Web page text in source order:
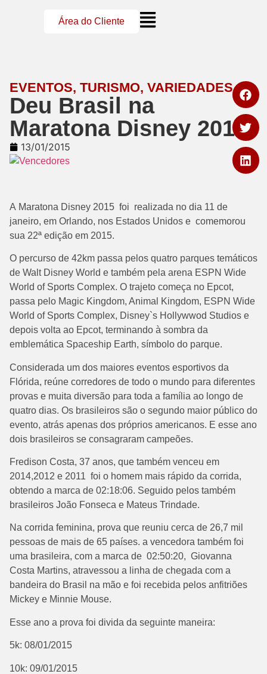
Área do Cliente
EVENTOS, TURISMO, VARIEDADES
Deu Brasil na
Maratona Disney 2015.
13/01/2015
A Maratona Disney 2015 foi realizada no dia 11 de
janeiro, em Orlando, nos Estados Unidos e comemorou
sua 22ª edição em 2015.
O percurso de 42km passa pelos quatro parques temáticos
de Walt Disney World e também pela arena ESPN Wide
World of Sports Complex. O trajeto começa no Epcot,
passa pelo Magic Kingdom, Animal Kingdom, ESPN Wide
World of Sports Complex, Disney`s Hollywwod Studios e
depois volta ao Epcot, terminando à sombra da
emblemática Spaceship Earth, símbolo do parque.
Considerada um dos maiores eventos esportivos da
Flórida, reúne corredores de todo o mundo para diferentes
provas e muita diversão para toda a família ao longo de
quatro dias. Os brasileiros são o segundo maior público do
evento, atrás apenas dos próprios americanos. E esse ano
dois brasileiros se consagraram campeões.
Fredison Costa, 37 anos, que também venceu em
2014,2012 e 2011 foi o homem mais rápido da corrida,
obtendo a marca de 02:18:06. Seguido pelos também
brasileiros João Fonseca e Mateus Trindade.
Na corrida feminina, prova que reuniu cerca de 26,7 mil
pessoas de mais de 65 países. a vencedora também foi
uma brasileira, com a marca de 02:50:20, Giovanna
Costa Martins, atravessou a linha de chegada com a
bandeira do Brasil na mão e foi recebida pelos anfitriões
Mickey e Minnie Mouse.
Esse ano a prova foi divida da seguinte maneira:
5k: 08/01/2015
10k: 09/01/2015